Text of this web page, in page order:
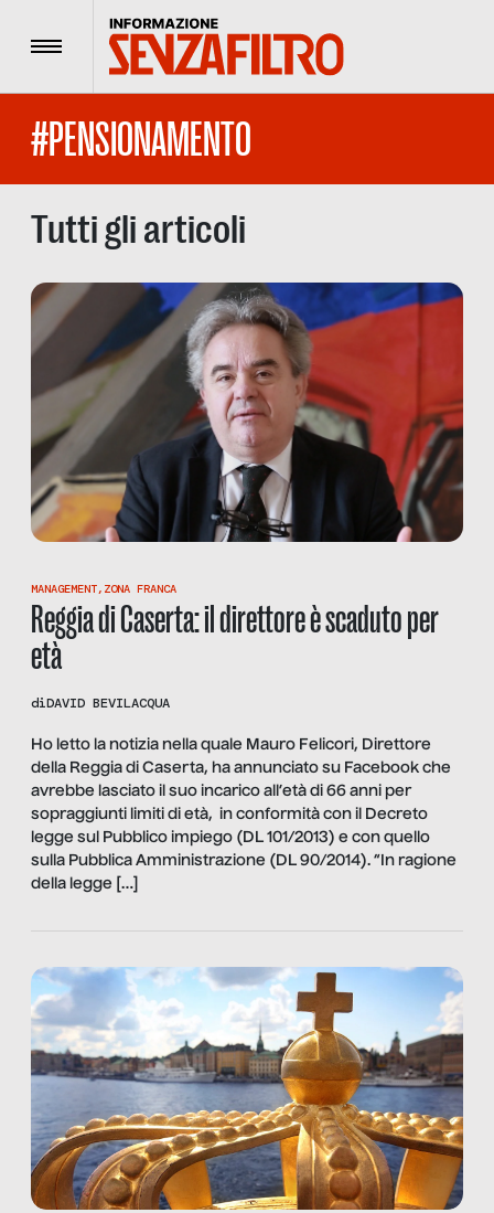
Menu
#PENSIONAMENTO
Tutti gli articoli
MANAGEMENT, ZONA FRANCA
Reggia di Caserta: il direttore è scaduto per
età
diDAVID BEVILACQUA
Ho letto la notizia nella quale Mauro Felicori, Direttore
della Reggia di Caserta, ha annunciato su Facebook che
avrebbe lasciato il suo incarico all’età di 66 anni per
sopraggiunti limiti di età, in conformità con il Decreto
legge sul Pubblico impiego (DL 101/2013) e con quello
sulla Pubblica Amministrazione (DL 90/2014). “In ragione
della legge […]